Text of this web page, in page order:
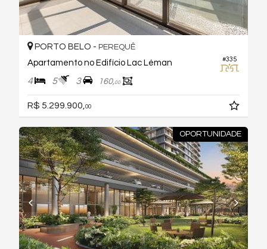
#335
PORTO BELO - PEREQUÊ
Apartamento no Edifício Lac Léman
4 5 3 160,00
R$ 5.299.900, 00
OPORTUNIDADE